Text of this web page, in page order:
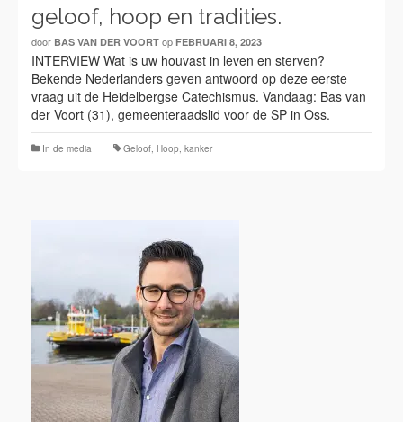
geloof, hoop en tradities.
door BAS VAN DER VOORT op FEBRUARI 8, 2023
INTERVIEW Wat is uw houvast in leven en sterven?
Bekende Nederlanders geven antwoord op deze eerste
vraag uit de Heidelbergse Catechismus. Vandaag: Bas van
der Voort (31), gemeenteraadslid voor de SP in Oss.
In de media Geloof, Hoop, kanker